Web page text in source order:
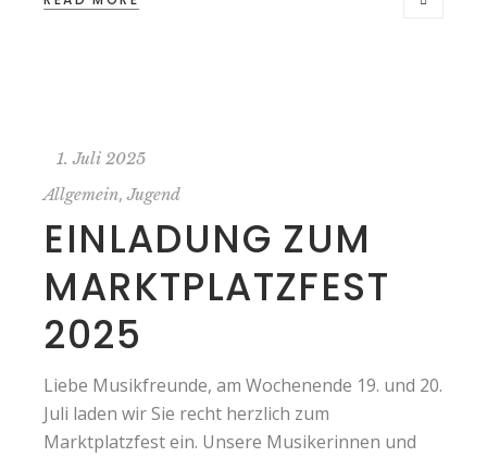
1. Juli 2025
Allgemein,Jugend
EINLADUNG ZUM
MARKTPLATZFEST
2025
Liebe Musikfreunde, am Wochenende 19. und 20.
Juli laden wir Sie recht herzlich zum
Marktplatzfest ein. Unsere Musikerinnen und